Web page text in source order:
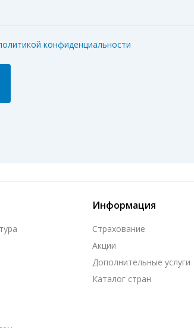
конфиденциальности
Информация
Страхование
Акции
Дополнительные услуги
Каталог стран